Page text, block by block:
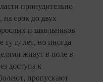
принудительно
срок до двух
и школьников
15-17 лет, но иногда
живут в поле в
доступа к
пропускают